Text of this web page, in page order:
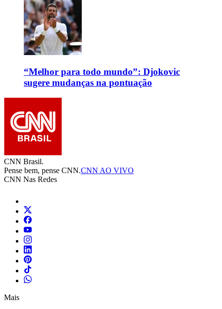
“Melhor para todo mundo”: Djokovic
sugere mudanças na pontuação
CNN Brasil.
Pense bem, pense CNN.CNN AO VIVO
CNN Nas Redes
Mais